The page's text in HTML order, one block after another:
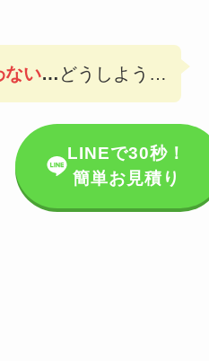
ない… どうしよう…
LINEで30秒！
簡単お見積り